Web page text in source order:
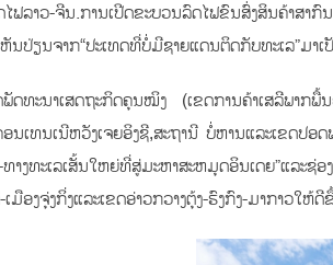
ໄຟລາວ-ຈີນ.ການເປີດຂະບວນລົດໄຟຂົນສົ່ງສິນຄ້າສາ
ປ່ຽນຈາກ“ປະເທດທີ່ບໍ່ມີຊາຍແດນຕິດກັບທະເລ”ມາເ
ດທະນາເສດຖະກິດຄຸນໝິງ (ເຂດການຄ້າເສລີພາກພື້
ນເທນເນີຫວັງເຈຍອິງຊີ,ສະຖານີ ບໍ່ຫານແລະເຂດປ
າງທະເລເສັ້ນໃຫຍ່ທີ່ສູ່ມະຫາສະຫມຸດອິນເດຍ”ແລະຊ່
ມືອງຈຸ່ງກິ່ງແລະເຂດອ່າວກວາງຕຸ້ງ-ຮົງກົງ-ມາກາວໃ